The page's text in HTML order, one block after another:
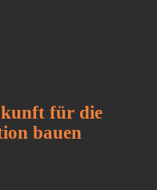
für die
bauen